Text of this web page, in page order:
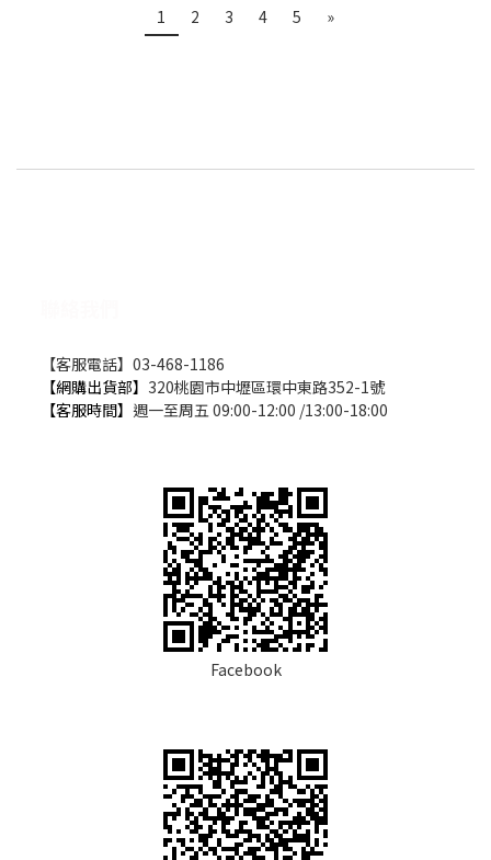
1 2 3 4 5 »
【客服電話】03-468-1186
【網購出貨部】 320桃園市中壢區環中東路352-1號
【客服時間】 週一至周五 09:00-12:00 /13:00-18:00
Facebook